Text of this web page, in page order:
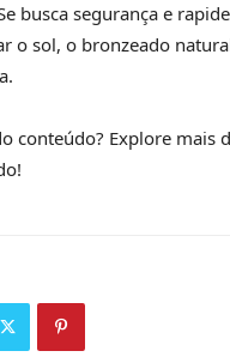
busca segurança e
o sol, o bronzeado
conteúdo? Explore mais